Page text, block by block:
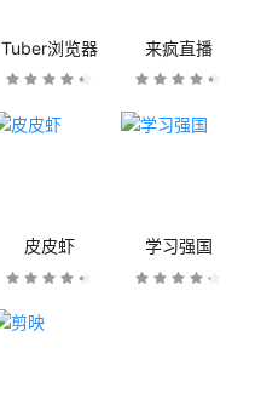
Tuber浏览器 来疯直播
皮皮虾 学习强国